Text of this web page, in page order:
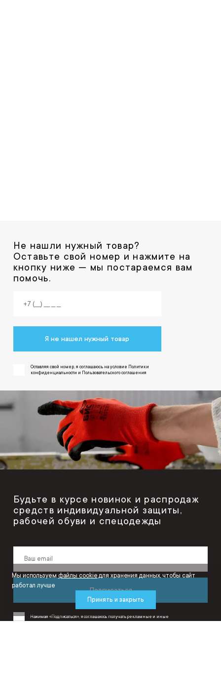
Не нашли нужный товар?
Оставьте свой номер и нажмите на
кнопку ниже — мы постараемся вам
помочь.
Я не нашел нужный товар
Оставляя свой номер, я соглашаюсь на условие Политики
конфиденциальности и Пользовательского соглашения
Будьте в курсе новинок и распродаж
средств индивидуальной защиты,
рабочей обуви и спецодежды
Подписаться
Нажимая «Подписаться», я соглашаюсь получать рекламные и иные
Мы используем файлы cookieдля хранения данных, чтобы сайт
работал лучше
Принять и закрыть